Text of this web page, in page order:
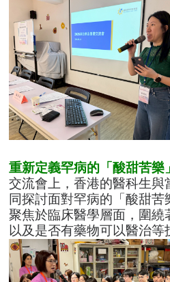
重新定義罕病的「酸甜苦樂」
交流會上，香港的醫科生
同探討面對罕病的「酸甜
聚焦於臨床醫學層面，圍繞
以及是否有藥物可以醫治等